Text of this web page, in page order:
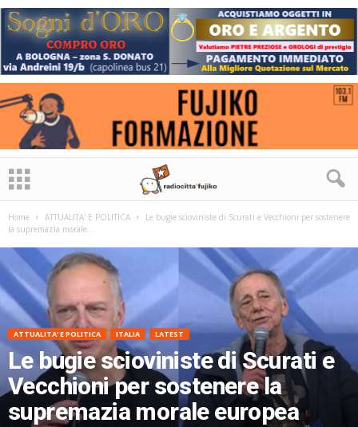
Home ATTUALITA' E POLITICA
Le bugie scioviniste di Scurati e Vecchioni per sostenere
la supremazia morale...
ATTUALITA' E POLITICA ITALIA LATEST
Le bugie scioviniste di Scurati e
Vecchioni per sostenere la
supremazia morale europea